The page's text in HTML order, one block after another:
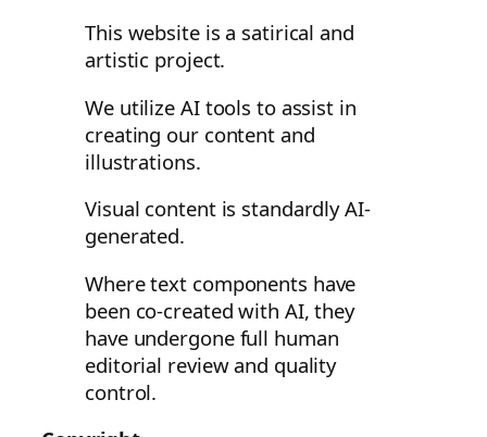
This website is a satirical and
artistic project.
We utilize AI tools to assist in
creating our content and
illustrations.
Visual content is standardly AI-
generated.
Where text components have
been co-created with AI, they
have undergone full human
editorial review and quality
control.